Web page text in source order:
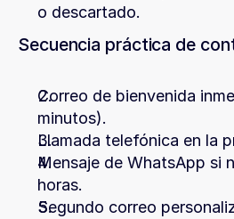
o descartado.
Secuencia práctica de
Correo de bienvenida
minutos).
Llamada telefónica en la
Mensaje de WhatsApp si
horas.
Segundo correo